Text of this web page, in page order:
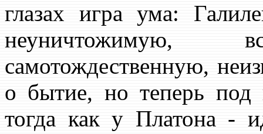
глазах игра ума:
неуничтожимую,
самотождественную,
о бытие, но теперь под
тогда как у Платона -